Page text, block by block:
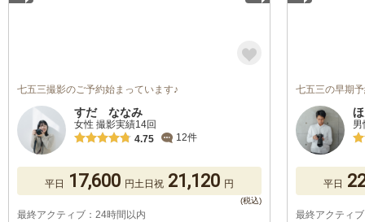
七五三撮影のご予約始まっています♪
すだ ななみ
女性 撮影実績14回
4.75
12件
平日 17,600 円土日祝 21,120 円
最終アクティブ：24時間以内
七五三の早期
平日
最終アクティ